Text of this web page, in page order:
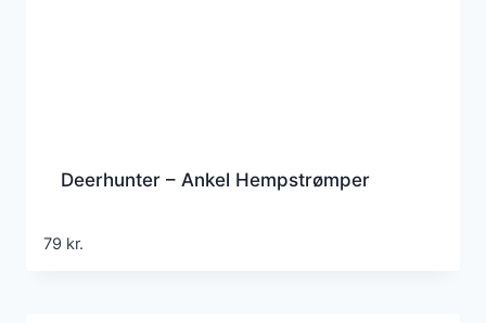
Deerhunter – Ankel Hempstrømper
79 kr.